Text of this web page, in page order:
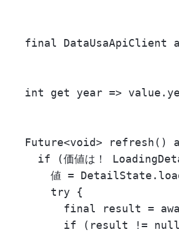
final DataUsaApiClient
int get year =>
Future<void> refresh()
if (価値は！
値 =
      try {
final result =
if (result !=